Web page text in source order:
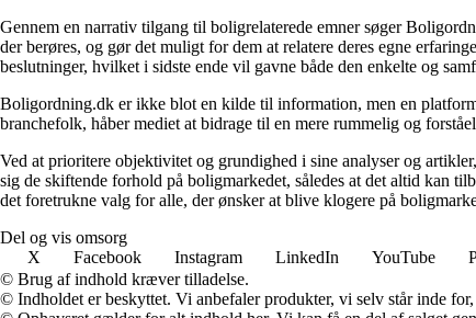
Gennem en narrativ tilgang til boligrelaterede emner søger
der berøres, og gør det muligt for dem at relatere deres egne
beslutninger, hvilket i sidste ende vil gavne både den enkelte og
Boligordning.dk er ikke blot en kilde til information, men en
branchefolk, håber mediet at bidrage til en mere rummelig og
Ved at prioritere objektivitet og grundighed i sine analyser og
sig de skiftende forhold på boligmarkedet, således at det altid kan
det foretrukne valg for alle, der ønsker at blive klogere på
Del og vis omsorg
X
Facebook Instagram LinkedIn YouTube
© Brug af indhold kræver tilladelse.
© Indholdet er beskyttet. Vi anbefaler produkter, vi selv står inde